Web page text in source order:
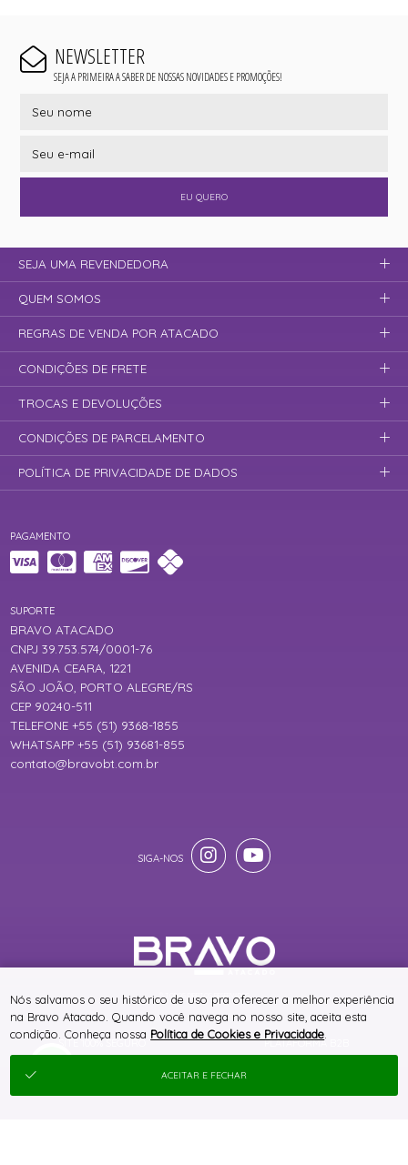
NEWSLETTER
SEJA A PRIMEIRA A SABER DE NOSSAS NOVIDADES E PROMOÇÕES!
EU QUERO
PAGAMENTO
SITE 100% SEGURO PLATAFORMA B2B
SUPORTE
BRAVO ATACADO
CNPJ 39.753.574/0001-76
AVENIDA CEARA, 1221
SÃO JOÃO, PORTO ALEGRE/RS
CEP 90240-511
TELEFONE +55 (51) 9368-1855
WHATSAPP +55 (51) 93681-855
contato@bravobt.com.br
SEJA UMA REVENDEDORA
QUEM SOMOS
REGRAS DE VENDA POR ATACADO
CONDIÇÕES DE FRETE
TROCAS E DEVOLUÇÕES
CONDIÇÕES DE PARCELAMENTO
POLÍTICA DE PRIVACIDADE DE DADOS
® TODOS DIREITOS RESERVADOS
Nós salvamos o seu histórico de uso pra oferecer a melhor experiência
na Bravo Atacado. Quando você navega no nosso site, aceita esta
condição. Conheça nossa Política de Cookies e Privacidade
ACEITAR E FECHAR